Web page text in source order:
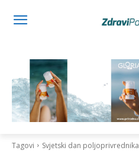
Tagovi Svjetski dan poljoprivrednika